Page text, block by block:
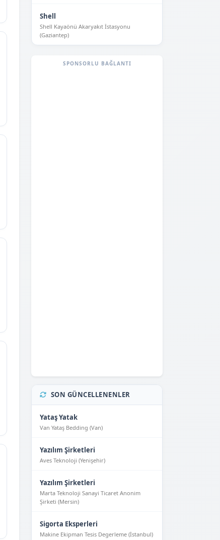
Shell
Shell Kayaönü Akaryakıt İstasyonu
(Gaziantep)
SPONSORLU BAĞLANTI
SON GÜNCELLENENLER
Yataş Yatak
Van Yataş Bedding (Van)
Yazılım Şirketleri
Aves Teknoloji (Yeni̇şehi̇r)
Yazılım Şirketleri
Marta Teknoloji Sanayi Ticaret Anonim
Şirketi (Mersin)
Sigorta Eksperleri
Makine Ekipman Tesis Degerleme (İstanbul)